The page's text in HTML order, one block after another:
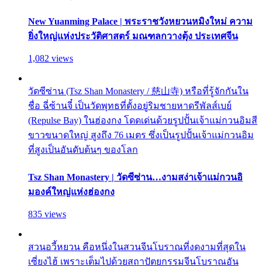
New Yuanming Palace | พระราชวังหยวนหมิงใหม่ ความ
ยิ่งใหญ่แห่งประวัติศาสตร์ มณฑลกวางตุ้ง ประเทศจีน
1,082 views
วัดซีซ่าน (Tsz Shan Monastery / 慈山寺) หรือที่รู้จักกันใน
ชื่อ ฉี่ซ้านจี๋ เป็นวัดพุทธที่ตั้งอยู่ริมชายหาดรีพัลส์เบย์
(Repulse Bay) ในฮ่องกง โดดเด่นด้วยรูปปั้นเจ้าแม่กวนอิมสี
ขาวขนาดใหญ่ สูงถึง 76 เมตร ซึ่งเป็นรูปปั้นเจ้าแม่กวนอิม
ที่สูงเป็นอันดับต้นๆ ของโลก
Tsz Shan Monastery | วัดซีซ่าน…งามสง่าเจ้าแม่กวนอิ
มองค์ใหญ่แห่งฮ่องกง
835 views
สวนอวี้หยวน คือหนึ่งในสวนจีนโบราณที่งดงามที่สุดใน
เซี่ยงไฮ้ เพราะเต็มไปด้วยสถาปัตยกรรมจีนโบราณอัน